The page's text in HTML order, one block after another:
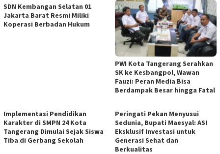
SDN Kembangan Selatan 01
Jakarta Barat Resmi Miliki
Koperasi Berbadan Hukum
PWI Kota Tangerang Serahkan
SK ke Kesbangpol, Wawan
Fauzi: Peran Media Bisa
Berdampak Besar hingga Fatal
Implementasi Pendidikan
Karakter di SMPN 24 Kota
Tangerang Dimulai Sejak Siswa
Tiba di Gerbang Sekolah
Peringati Pekan Menyusui
Sedunia, Bupati Maesyal: ASI
Eksklusif Investasi untuk
Generasi Sehat dan
Berkualitas